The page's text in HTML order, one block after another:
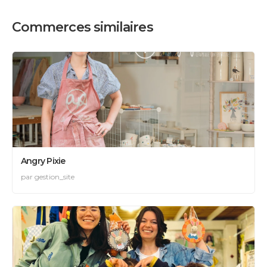
Commerces similaires
Angry Pixie
par gestion_site